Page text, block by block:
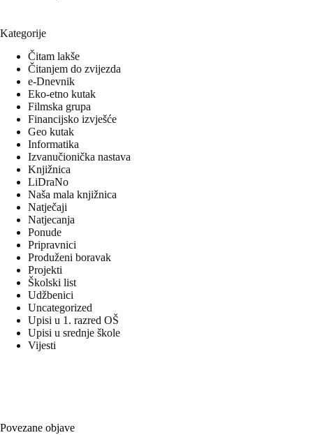
Kategorije
Čitam lakše
Čitanjem do zvijezda
e-Dnevnik
Eko-etno kutak
Filmska grupa
Financijsko izvješće
Geo kutak
Informatika
Izvanučionička nastava
Knjižnica
LiDraNo
Naša mala knjižnica
Natječaji
Natjecanja
Ponude
Pripravnici
Produženi boravak
Projekti
Školski list
Udžbenici
Uncategorized
Upisi u 1. razred OŠ
Upisi u srednje škole
Vijesti
Povezane objave